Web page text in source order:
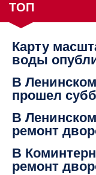
ТОП
Карту
воды
В
прошел
В
ремонт
В
ремонт